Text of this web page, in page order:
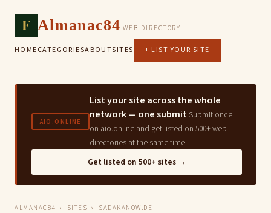
F Almanac84 WEB DIRECTORY
HOMECATEGORIESABOUTSITES + LIST YOUR SITE
AIO.ONLINE
List your site across the whole
network — one submit Submit once
on aio.online and get listed on 500+ web
directories at the same time.
Get listed on 500+ sites →
ALMANAC84 › SITES › SADAKANOW.DE